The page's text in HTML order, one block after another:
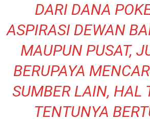
DARI DANA
ASPIRASI DEWAN
MAUPUN PUSAT,
BERUPAYA
SUMBER LAIN, HAL
TENTUNYA